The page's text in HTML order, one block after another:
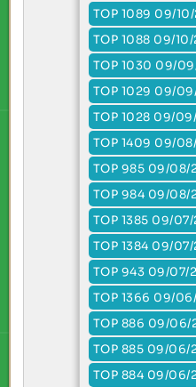
TOP 1089 09/
TOP 1088 09/10/
TOP 1030 09/
TOP 1029 09/
TOP 1028 09/
TOP 1409 09/
TOP 985 09/08/
TOP 984 09/08/
TOP 1385 09/
TOP 1384 09/
TOP 943 09/07/
TOP 1366 09/
TOP 886 09/06/
TOP 885 09/06/
TOP 884 09/06/